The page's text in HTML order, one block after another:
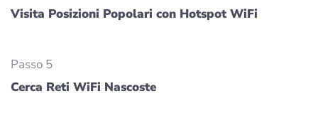
Visita Posizioni Popolari con Hotspot WiFi
Passo 5
Cerca Reti WiFi Nascoste